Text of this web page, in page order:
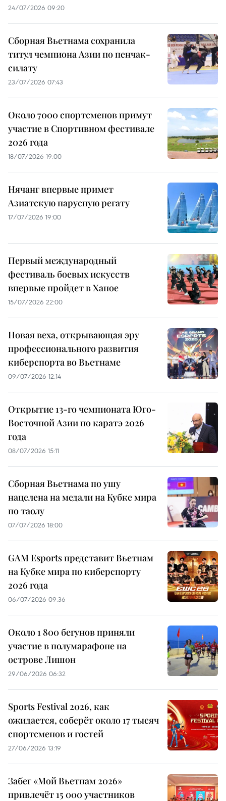
24/07/2026 09:20
Сборная Вьетнама сохранила
титул чемпиона Азии по пенчак-
силату
23/07/2026 07:43
Около 7000 спортсменов примут
участие в Спортивном фестивале
2026 года
18/07/2026 19:00
Нячанг впервые примет
Азиатскую парусную регату
17/07/2026 19:00
Первый международный
фестиваль боевых искусств
впервые пройдет в Ханое
15/07/2026 22:00
Новая веха, открывающая эру
профессионального развития
киберспорта во Вьетнаме
09/07/2026 12:14
Открытие 13-го чемпионата Юго-
Восточной Азии по каратэ 2026
года
08/07/2026 15:11
Сборная Вьетнама по ушу
нацелена на медали на Кубке мира
по таолу
07/07/2026 18:00
GAM Esports представит Вьетнам
на Кубке мира по киберспорту
2026 года
06/07/2026 09:36
Около 1 800 бегунов приняли
участие в полумарафоне на
острове Лишон
29/06/2026 06:32
Sports Festival 2026, как
ожидается, соберёт около 17 тысяч
спортсменов и гостей
27/06/2026 13:19
Забег «Мой Вьетнам 2026»
привлечёт 15 000 участников